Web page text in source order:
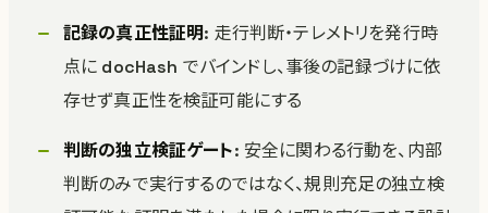
記録の真正性証明: 走行判断・テレメトリを発行時
点に docHash でバインドし、事後の記録づけに依
存せず真正性を検証可能にする
判断の独立検証ゲート: 安全に関わる行動を、内部
判断のみで実行するのではなく、規則充足の独立検